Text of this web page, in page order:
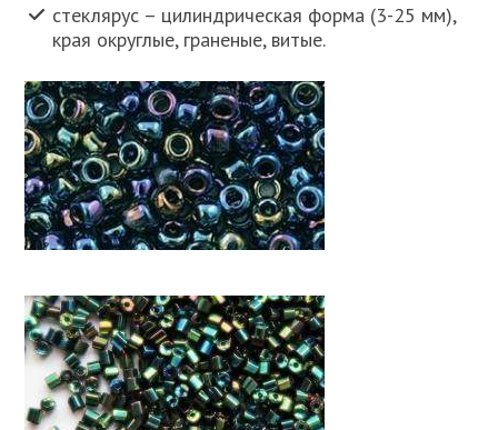
стеклярус – цилиндрическая форма (3-25 мм),
края округлые, граненые, витые.